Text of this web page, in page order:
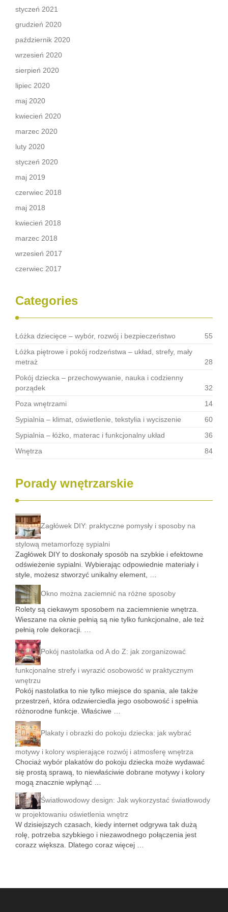
styczeń 2021
grudzień 2020
październik 2020
wrzesień 2020
sierpień 2020
lipiec 2020
maj 2020
kwiecień 2020
marzec 2020
luty 2020
styczeń 2020
maj 2019
czerwiec 2018
maj 2018
kwiecień 2018
marzec 2018
wrzesień 2017
czerwiec 2017
Categories
Łóżka dziecięce – wybór, rozwój i bezpieczeństwo
55
Łóżka piętrowe i pokój rodzeństwa – układ, strefy, mały
metraż
28
Pokój dziecka – przechowywanie, nauka i codzienny
porządek
32
Poza wnętrzami
14
Sypialnia – klimat, oświetlenie, tekstylia i wyciszenie
60
Sypialnia – łóżko, materac i funkcjonalny układ
36
Wnętrza
84
Porady wnętrzarskie
Zagłówek DIY: praktyczne pomysły i sposoby na
stylową metamorfozę sypialni
Zagłówek DIY to doskonały sposób na szybkie i efektowne
odświeżenie sypialni. Wybierając odpowiednie materiały i
style, możesz stworzyć unikalny element, …
Okno można zaciemnić na różne sposoby
Rolety są ciekawym sposobem na zaciemnienie wnętrza.
Wieszane na oknie pełnią są nie tylko funkcjonalne, ale też
pełnią role dekoracji. …
Pokój nastolatka od A do Z: jak zorganizować
funkcjonalne strefy i wyrazić osobowość w praktycznym
wnętrzu
Pokój nastolatka to nie tylko miejsce do spania, ale także
przestrzeń, która odzwierciedla jego osobowość i spełnia
różnorodne funkcje. Właściwe …
Plakaty i obrazki do pokoju dziecka: jak wybrać
motywy i kolory wspierające rozwój i atmosferę wnętrza
Chociaż wybór plakatów do pokoju dziecka może wydawać
się prostą sprawą, to niewłaściwie dobrane motywy i kolory
mogą znacznie wpłynąć …
Światłowodowy design: Jak wykorzystać światłowody
w projektowaniu oświetlenia wnętrz
W dzisiejszych czasach, kiedy internet odgrywa tak dużą
rolę, potrzeba szybkiego i niezawodnego połączenia jest
corazz większa. Dlatego coraz więcej …